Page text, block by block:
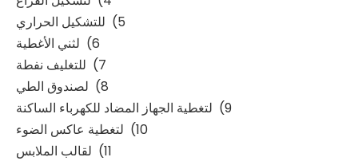
5) للتشكيل الحراري
6) لثني الأغطية
7) للتغليف نفطة
8) لصندوق الطي
9) لتغطية الجهاز المضاد للكهرباء الساكنة
10) لتغطية عاكس الضوء
11) لقالب الملابس